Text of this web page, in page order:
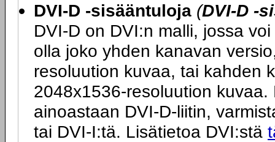
DVI-D -sisääntuloja (DVI-D -
DVI-D on DVI:n malli, jossa
olla joko yhden kanavan
resoluution kuvaa, tai kahden
2048x1536-resoluution
ainoastaan DVI-D-liitin,
tai DVI-I:tä. Lisätietoa DVI:stä